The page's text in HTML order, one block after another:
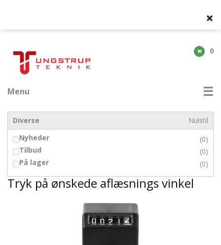
0
Menu
Diverse
Nulstil
Nyheder
(0)
Tilbud
(0)
På lager
(0)
Tryk på ønskede aflæsnings vinkel